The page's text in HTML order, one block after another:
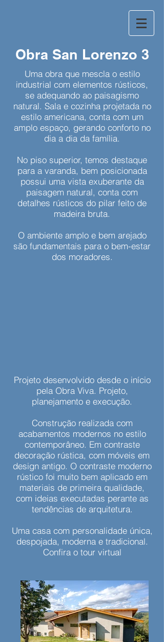
Obra San Lorenzo 3
Uma obra que mescla o estilo
industrial com elementos rústicos,
se adequando ao paisagismo
natural. Sala e cozinha projetada no
estilo americana, conta com um
amplo espaço, gerando conforto no
dia a dia da família.
No piso superior, temos destaque
para a varanda, bem posicionada
possui uma vista exuberante da
paisagem natural, conta com
detalhes rústicos do pilar feito de
madeira bruta.​
O ambiente amplo e bem arejado
são fundamentais para o bem-estar
dos moradores.
Projeto desenvolvido desde o início
pela Obra Viva. Projeto,
planejamento e execução.
Construção realizada com
acabamentos modernos no estilo
contemporâneo. Em contraste
decoração rústica, com móveis em
design antigo. O contraste moderno
rústico foi muito bem aplicado em
materiais de primeira qualidade,
com ideias executadas perante as
tendências de arquitetura.
Uma casa com personalidade única,
despojada, moderna e tradicional.
Confira o tour virtual